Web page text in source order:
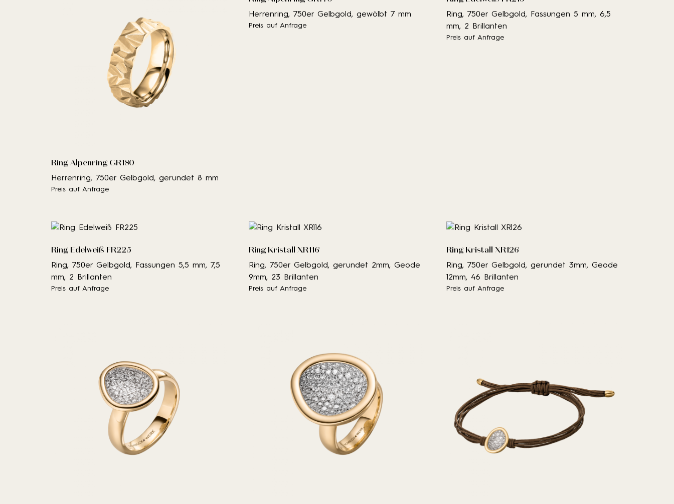
Ring Alpenring GR180
Herrenring, 750er Gelbgold, gerundet 8 mm
Preis auf Anfrage
Herrenring, 750er Gelbgold, gewölbt 7 mm
Preis auf Anfrage
Ring, 750er Gelbgold, Fassungen 5 mm, 6,5
mm, 2 Brillanten
Preis auf Anfrage
Ring Edelweiß FR225
Ring, 750er Gelbgold, Fassungen 5,5 mm, 7,5
mm, 2 Brillanten
Preis auf Anfrage
Ring Kristall XR116
Ring, 750er Gelbgold, gerundet 2mm, Geode
9mm, 23 Brillanten
Preis auf Anfrage
Ring Kristall XR126
Ring, 750er Gelbgold, gerundet 3mm, Geode
12mm, 46 Brillanten
Preis auf Anfrage